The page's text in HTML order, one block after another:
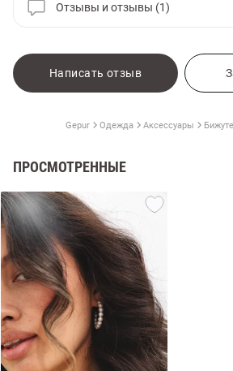
Отзывы и отзывы (1)
Написать отзыв
Gepur Одежда Аксессуары
ПРОСМОТРЕННЫЕ